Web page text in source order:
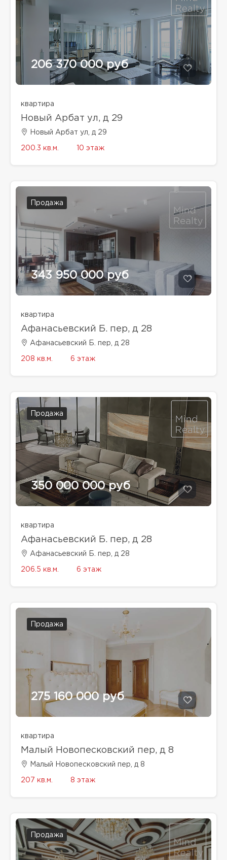
206 370 000 руб
квартира
Новый Арбат ул, д 29
Новый Арбат ул, д 29
200.3 кв.м. 10 этаж
Продажа
343 950 000 руб
квартира
Афанасьевский Б. пер, д 28
Афанасьевский Б. пер, д 28
208 кв.м. 6 этаж
Продажа
350 000 000 руб
квартира
Афанасьевский Б. пер, д 28
Афанасьевский Б. пер, д 28
206.5 кв.м. 6 этаж
Продажа
275 160 000 руб
квартира
Малый Новопесковский пер, д 8
Малый Новопесковский пер, д 8
207 кв.м. 8 этаж
Продажа